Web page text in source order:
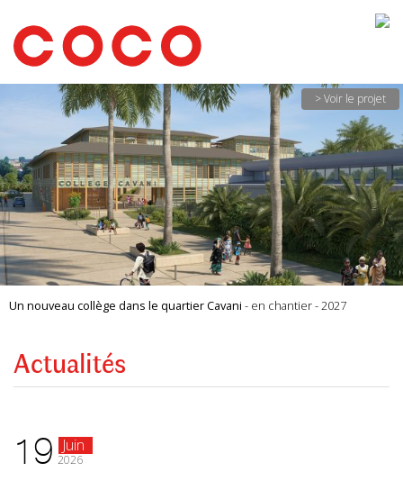
CoCo
Architecture
architecture,
urbanisme,
etc.
Un nouveau collège dans le quartier Cavani - en chantier - 2027
> Voir le projet
Actualités
19 Juin
2026